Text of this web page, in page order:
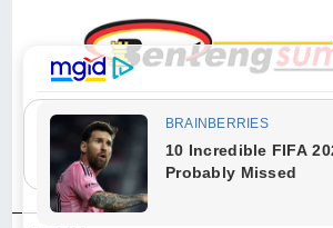
"Sesungguhnya Allah dan para malaikat-Nya
Wahai orang-orang yang beriman, berselawatlah
ucapkanlah salam dengan penuh penghormatan
Ahzab Ayat 56)